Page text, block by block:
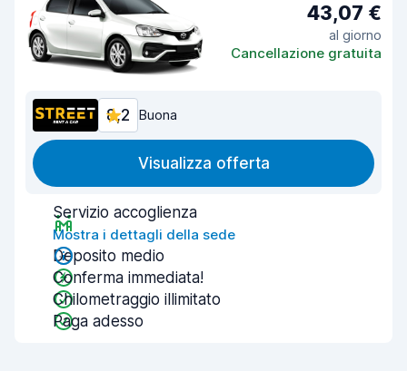
43,07 €
al giorno
Cancellazione gratuita
8,2 Buona
Visualizza offerta
Servizio accoglienza
Mostra i dettagli della sede
Deposito medio
Conferma immediata!
Chilometraggio illimitato
Paga adesso